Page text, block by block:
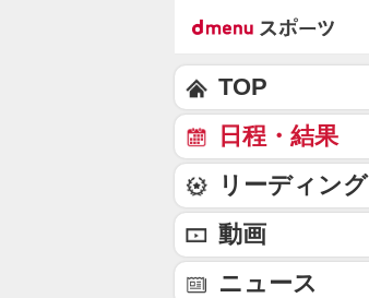
TOP
日程・結果
リーディング
動画
ニュース